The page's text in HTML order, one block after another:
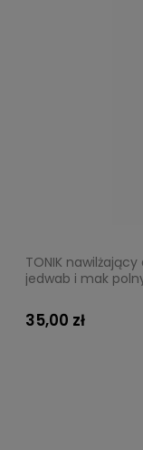
TONIK
jedwab i mak
35,00 zł